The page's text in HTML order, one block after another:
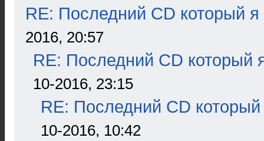
RE: Последний CD который я
2016, 20:57
RE: Последний CD который
10-2016, 23:15
RE: Последний CD который
10-2016, 10:42